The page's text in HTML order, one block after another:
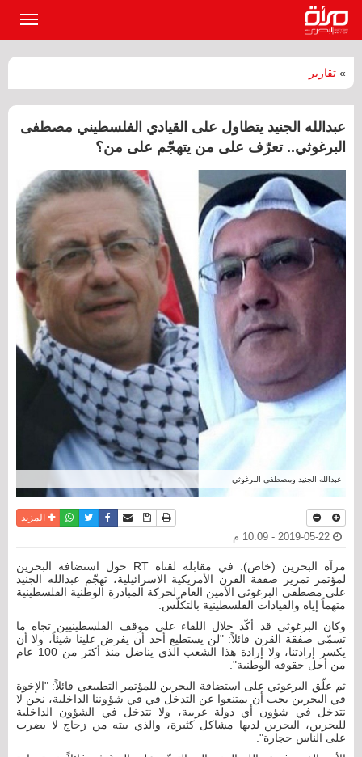
» تقارير
عبدالله الجنيد يتطاول على القيادي الفلسطيني مصطفى
البرغوثي.. تعرّف على من يتهجّم على من؟
عبدالله الجنيد ومصطفى البرغوثي
نسخة للطباعة
حفظ الموضوع
أرسل الى صديق
فيسبوكتويترواتسابالمزيد
مرآة البحرين (خاص): في مقابلة لقناة RT حول استضافة البحرين
لمؤتمر تمرير صفقة القرن الأمريكية الاسرائيلية، تهجّم عبدالله الجنيد
على مصطفى البرغوثي الأمين العام لحركة المبادرة الوطنية الفلسطينية
متهماً إياه والقيادات الفلسطينية بالتكلّس.
وكان البرغوثي قد أكّد خلال اللقاء على موقف الفلسطينيين تجاه ما
تسمّى صفقة القرن قائلاً: "لن يستطيع أحد أن يفرض علينا شيئاً، ولا أن
يكسر إرادتنا، ولا إرادة هذا الشعب الذي يناضل منذ أكثر من 100 عام
من أجل حقوقه الوطنية".
ثم علّق البرغوثي على استضافة البحرين للمؤتمر التطبيعي قائلاً: "الإخوة
في البحرين يجب أن يمتنعوا عن التدخل في في شؤوننا الداخلية، نحن لا
نتدخل في شؤون أي دولة عربية، ولا نتدخل في الشؤون الداخلية
للبحرين، البحرين لديها مشاكل كثيرة، والذي بيته من زجاج لا يضرب
على الناس حجارة".